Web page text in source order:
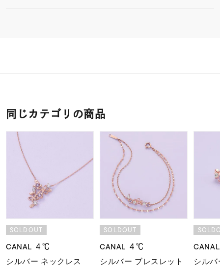
同じカテゴリの商品
SOLDOUT
CANAL ４℃
シルバー ネックレス
SOLDOUT
CANAL ４℃
シルバー ブレスレット
シル